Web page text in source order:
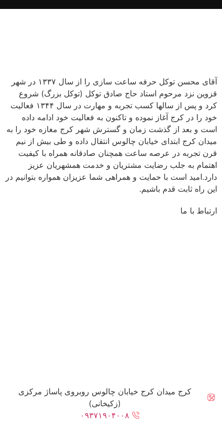
آقای محسن توکل حرفه ساعت سازی را از سال ۱۳۳۷ در شهر
قزوین نزد مرحوم استاد حاج صادق توکل (توکل بزرگ) شروع
کرد و پس از سالها کسب تجربه و مهارت در سال ۱۳۴۴ فعالیت
خود را در کرج آغاز نموده و تاکنون به فعالیت خود ادامه داده
است و بعد از گذشت زمان و گسترش شهر کرج مغازه خود را به
میدان کرج ابتدای خیابان چالوس انتقال داده و طی بیش از نیم
قرن تجربه در عرصه ساعت همچنان صادقانه همراه با کیفیت
اهتمام به جلب رضایت مشتریان و خدمت همشهریان عزیز
دارد.امید است با حمایت و همراهی شما عزیزان همواره بتوانیم در
این راه ثابت قدم باشیم.
ارتباط با ما
کرج میدان کرج خیابان چالوس روبروی پاساژ مرکزی
(زکیخانی)
۰۹۳۷۱۹۰۴۰۰۸